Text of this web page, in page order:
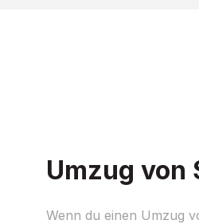
Umzug von
Wenn du einen Umzug